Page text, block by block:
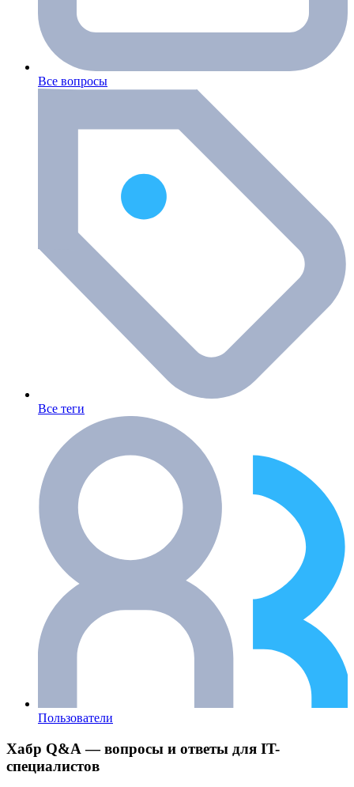
Все вопросы
Все теги
Пользователи
Хабр Q&A — вопросы и ответы для IT-
специалистов